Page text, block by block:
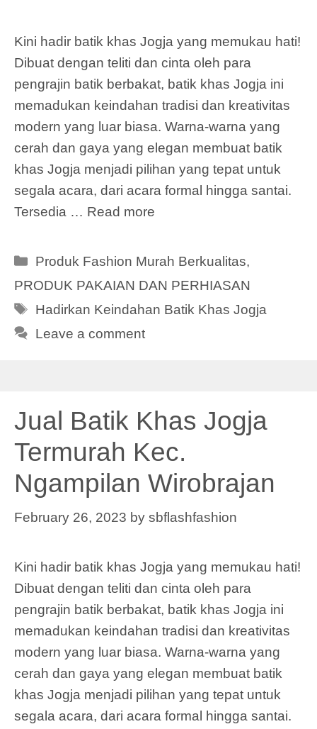
Kini hadir batik khas Jogja yang memukau hati!
Dibuat dengan teliti dan cinta oleh para
pengrajin batik berbakat, batik khas Jogja ini
memadukan keindahan tradisi dan kreativitas
modern yang luar biasa. Warna-warna yang
cerah dan gaya yang elegan membuat batik
khas Jogja menjadi pilihan yang tepat untuk
segala acara, dari acara formal hingga santai.
Tersedia … Read more
Categories
Produk Fashion Murah Berkualitas,
PRODUK PAKAIAN DAN PERHIASAN
Tags
Hadirkan Keindahan Batik Khas Jogja
Leave a comment
Jual Batik Khas Jogja
Termurah Kec.
Ngampilan Wirobrajan
February 26, 2023 by sbflashfashion
Kini hadir batik khas Jogja yang memukau hati!
Dibuat dengan teliti dan cinta oleh para
pengrajin batik berbakat, batik khas Jogja ini
memadukan keindahan tradisi dan kreativitas
modern yang luar biasa. Warna-warna yang
cerah dan gaya yang elegan membuat batik
khas Jogja menjadi pilihan yang tepat untuk
segala acara, dari acara formal hingga santai.